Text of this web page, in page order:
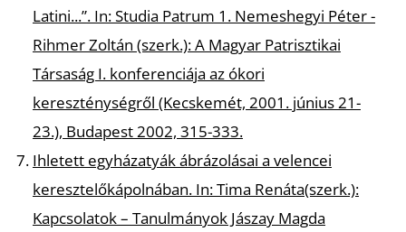
Latini...”. In: Studia Patrum 1. Nemeshegyi Péter -
Rihmer Zoltán (szerk.): A Magyar Patrisztikai
Társaság I. konferenciája az ókori
kereszténységről (Kecskemét, 2001. június 21-
23.), Budapest 2002, 315-333.
Ihletett egyházatyák ábrázolásai a velencei
keresztelőkápolnában.In: Tima Renáta(szerk.):
Kapcsolatok – Tanulmányok Jászay Magda